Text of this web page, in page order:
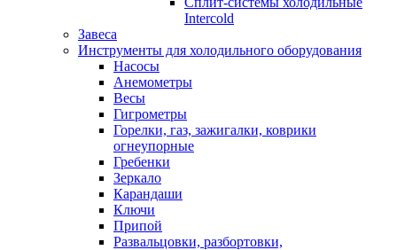
Intercold
Завеса
Инструменты для холодильного оборудования
Насосы
Анемометры
Весы
Гигрометры
Горелки, газ, зажигалки, коврики
огнеупорные
Гребенки
Зеркало
Карандаши
Ключи
Припой
Развальцовки, разбортовки,